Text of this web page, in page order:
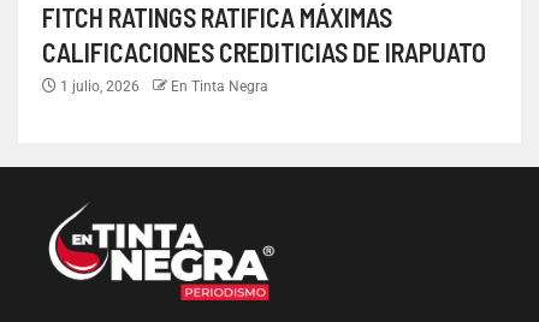
FITCH RATINGS RATIFICA MÁXIMAS
CALIFICACIONES CREDITICIAS DE IRAPUATO
1 julio, 2026 En Tinta Negra